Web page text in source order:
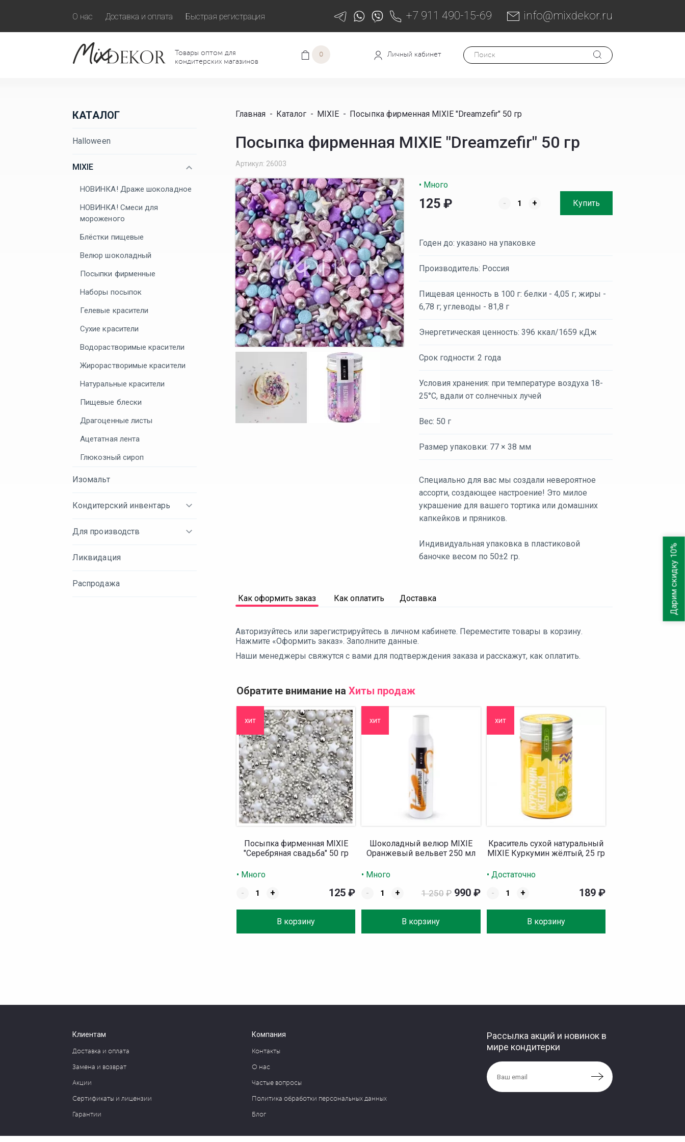
О нас Доставка и оплата Быстрая регистрация +7 911 490-15-69 info@mixdekor.ru
Товары оптом для
кондитерских магазинов
0 Личный кабинет
КАТАЛОГ
Halloween
MIXIE
НОВИНКА! Драже шоколадное
НОВИНКА! Смеси для
мороженого
Блёстки пищевые
Велюр шоколадный
Посыпки фирменные
Наборы посыпок
Гелевые красители
Сухие красители
Водорастворимые красители
Жирорастворимые красители
Натуральные красители
Пищевые блески
Драгоценные листы
Ацетатная лента
Глюкозный сироп
Изомальт
Кондитерский инвентарь
Для производств
Ликвидация
Распродажа
Главная - Каталог - MIXIE - Посыпка фирменная MIXIE "Dreamzefir" 50 гр
Посыпка фирменная MIXIE "Dreamzefir" 50 гр
Артикул: 26003
• Много
125 ₽ - + Купить
Годен до: указано на упаковке
Производитель: Россия
Пищевая ценность в 100 г: белки - 4,05 г; жиры -
6,78 г; углеводы - 81,8 г
Энергетическая ценность: 396 ккал/1659 кДж
Срок годности: 2 года
Условия хранения: при температуре воздуха 18-
25°С, вдали от солнечных лучей
Вес: 50 г
Размер упаковки: 77 × 38 мм
Специально для вас мы создали невероятное
ассорти, создающее настроение! Это милое
украшение для вашего тортика или домашних
капкейков и пряников.
Индивидуальная упаковка в пластиковой
баночке весом по 50±2 гр.
Как оформить заказ Как оплатить Доставка
Авторизуйтесь или зарегистрируйтесь в личном кабинете. Переместите товары в корзину.
Нажмите «Оформить заказ». Заполните данные.
Наши менеджеры свяжутся с вами для подтверждения заказа и расскажут, как оплатить.
Обратите внимание на Хиты продаж
хит
Посыпка фирменная MIXIE
"Серебряная свадьба" 50 гр
• Много
-
+
В корзину
125₽
хит
Шоколадный велюр MIXIE
Оранжевый вельвет 250 мл
• Много
-
+
В корзину
1 250 ₽ 990 ₽
хит
Краситель сухой натуральный
MIXIE Куркумин жёлтый, 25 гр
• Достаточно
-
+
В корзину
189 ₽
Клиентам
Доставка и оплата
Замена и возврат
Акции
Сертификаты и лицензии
Гарантии
Компания
Контакты
О нас
Частые вопросы
Политика обработки персональных данных
Блог
Рассылка акций и новинок в
мире кондитерки
Дарим скидку 10%